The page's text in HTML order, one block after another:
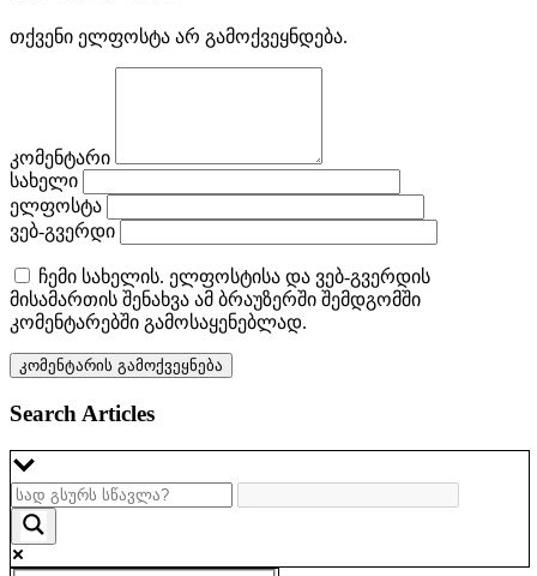
თქვენი ელფოსტა არ გამოქვეყნდება.
კომენტარი
სახელი
ელფოსტა
ვებ-გვერდი
ჩემი სახელის. ელფოსტისა და ვებ-გვერდის
მისამართის შენახვა ამ ბრაუზერში შემდგომში
კომენტარებში გამოსაყენებლად.
Search Articles